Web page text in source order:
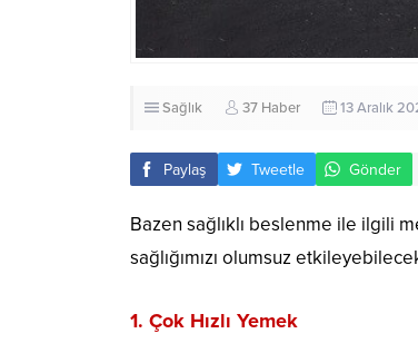
Sağlık 37 Haber 13 Aralık
Paylaş Tweetle Gönder
Bazen sağlıklı beslenme ile ilgili
sağlığımızı olumsuz
1. Çok Hızlı Yemek